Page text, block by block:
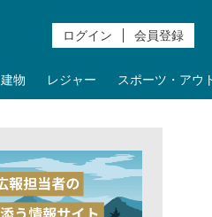
ログイン 会員登録
建物 レジャー スポーツ・アウ